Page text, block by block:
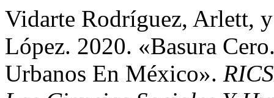
Vidarte Rodríguez, Arlett,
López. 2020. «Basura
Urbanos En México».